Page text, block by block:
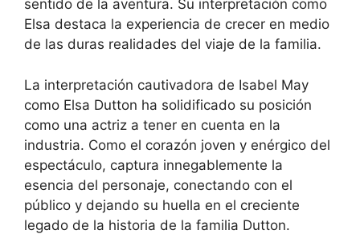
sentido de la aventura. Su interpretación como
Elsa destaca la experiencia de crecer en medio
de las duras realidades del viaje de la familia.
La interpretación cautivadora de Isabel May
como Elsa Dutton ha solidificado su posición
como una actriz a tener en cuenta en la
industria. Como el corazón joven y enérgico del
espectáculo, captura innegablemente la
esencia del personaje, conectando con el
público y dejando su huella en el creciente
legado de la historia de la familia Dutton.